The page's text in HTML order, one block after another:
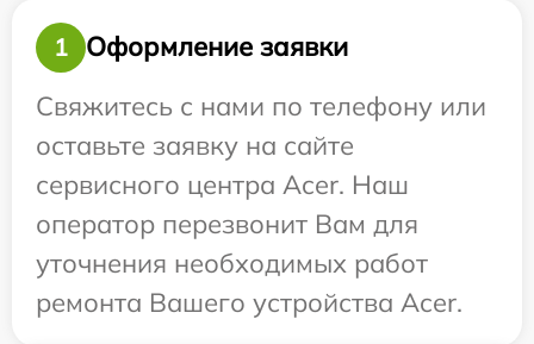
1
Оформление заявки
Свяжитесь с нами по телефону или
оставьте заявку на сайте
сервисного центра Acer. Наш
оператор перезвонит Вам для
уточнения необходимых работ
ремонта Вашего устройства Acer.